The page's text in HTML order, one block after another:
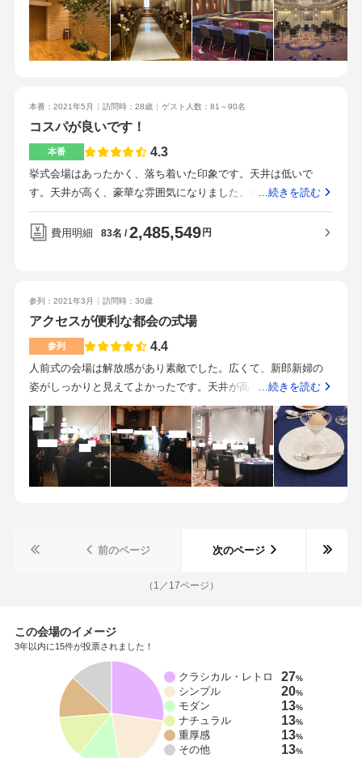
が、人数により使用できる部屋が限られているようなので見学
前に、しっかりと招待人数を確定しておくとよいかとおもいま
す。
安いお料理のコースで大満足だったため、結果的にコスパが良
くなりそうです。下見したどの式場よりも美味しかったです！
お皿を温めて提供してくれたり、お上品な薄味すぎない満足で
は人気(ひとけ)がないそうで、景色もあまり楽しくない道をひた
すら歩いていくという感覚でした。式場の方は、人通りが少な
く落ち着いていることをかなり推していました。お料理に重き
を置いている人におすすめです！ホテル内は暗くて古めの印象
があったため、美味しいお料理とクラシカルな雰囲気に魅力を
本番：2021年5月 訪問時：28歳 ゲスト人数：81～90名
コスパが良いです！
本番 4.3
挙式会場はあったかく、落ち着いた印象です。天井は低いで
す。天井が高く、豪華な雰囲気になりました。会場が少し古い
ため、装花にお金をかけたので、値上がりしました。ペーパー
アイテムを外注に、引出物、カメラマン、ドレス、プチギフト
招待客からも好評でした。立地は良く、駅からも近いですし、
休日は人が少なかったことが良かったです。質問したらなんで
もすぐに答えてくれて助かりました。みなさんとても優しく、
気の遣える方ばかりでした。披露宴会場が天井が高く、豪華に
見えたのが印象的でした。プランナーだけでなくスタッフ全員
…続きを読む
費用明細 83名 2,485,549 円
参列：2021年3月 訪問時：30歳
アクセスが便利な都会の式場
参列 4.4
人前式の会場は解放感があり素敵でした。広くて、新郎新婦の
姿がしっかりと見えてよかったです。天井が高くて広々してい
てよかったです。雰囲気は一般的なホテルの披露宴会場といっ
た感じです。お肉やアワビが特に美味しかったです。料理の量
は比較的少なめだった気がします。飯田橋の駅から歩いてすぐ
です。1階にはカフェがあり休憩などもできます。入口も分かり
やすいと思います。クロークの方や披露宴会場の方、皆様親切
イレが広くて披露宴会場の近くにありよかったです。
…続きを読む
前のページ 次のページ
（ 1 ／ 17ページ）
この会場のイメージ
3年以内に15件が投票されました！
クラシカル・レトロ 27%
シンプル 20%
モダン 13%
ナチュラル 13%
重厚感 13%
その他 13%